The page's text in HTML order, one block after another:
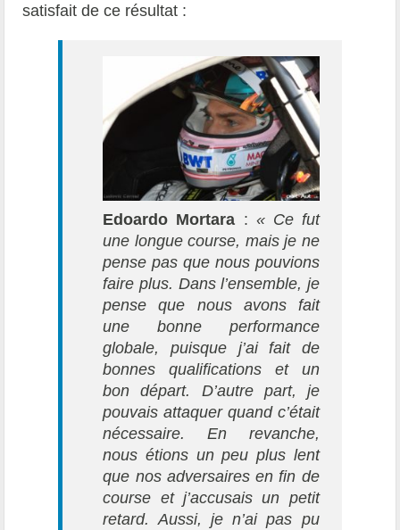
satisfait de ce résultat :
Edoardo Mortara : « Ce fut
une longue course, mais je ne
pense pas que nous pouvions
faire plus. Dans l’ensemble, je
pense que nous avons fait
une bonne performance
globale, puisque j’ai fait de
bonnes qualifications et un
bon départ. D’autre part, je
pouvais attaquer quand c’était
nécessaire. En revanche,
nous étions un peu plus lent
que nos adversaires en fin de
course et j’accusais un petit
retard. Aussi, je n’ai pas pu